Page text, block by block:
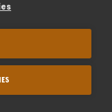
sur
forts,